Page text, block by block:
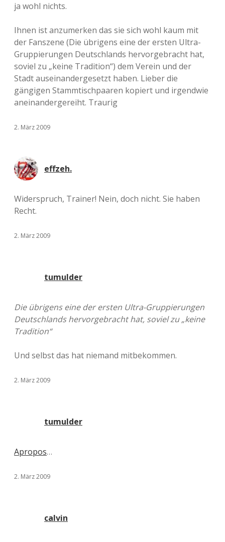
ja wohl nichts.
Ihnen ist anzumerken das sie sich wohl kaum mit
der Fanszene (Die übrigens eine der ersten Ultra-
Gruppierungen Deutschlands hervorgebracht hat,
soviel zu „keine Tradition“) dem Verein und der
Stadt auseinandergesetzt haben. Lieber die
gängigen Stammtischpaaren kopiert und irgendwie
aneinandergereiht. Traurig
2. März 2009
effzeh.
Widerspruch, Trainer! Nein, doch nicht. Sie haben
Recht.
2. März 2009
tumulder
Die übrigens eine der ersten Ultra-Gruppierungen
Deutschlands hervorgebracht hat, soviel zu „keine
Tradition“
Und selbst das hat niemand mitbekommen.
2. März 2009
tumulder
Apropos…
2. März 2009
calvin